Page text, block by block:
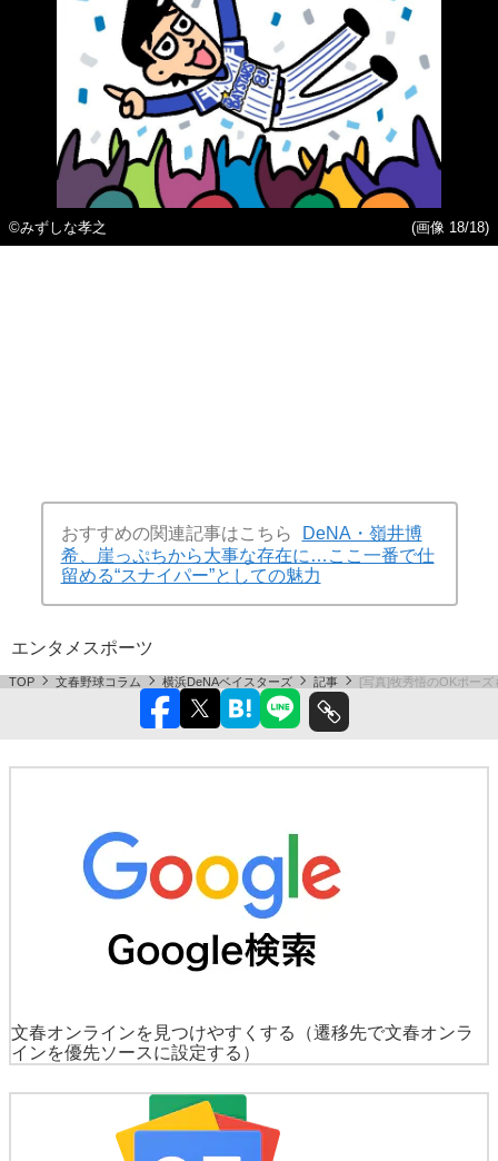
©みずしな孝之 (画像 18/18)
おすすめの関連記事はこちら
DeNA・嶺井博
希、崖っぷちから大事な存在に…ここ一番で仕
留める“スナイパー”としての魅力
エンタメ スポーツ
TOP 文春野球コラム 横浜DeNAベイスターズ 記事 [写真]牧秀悟のOKポーズ
文春オンラインを見つけやすくする
（遷移先で文春オンラ
インを優先ソースに設定する）